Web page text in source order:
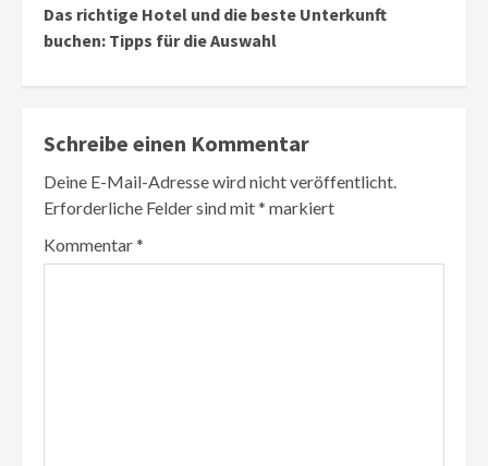
Das richtige Hotel und die beste Unterkunft
buchen: Tipps für die Auswahl
Schreibe einen Kommentar
Deine E-Mail-Adresse wird nicht veröffentlicht.
Erforderliche Felder sind mit* markiert
Kommentar*